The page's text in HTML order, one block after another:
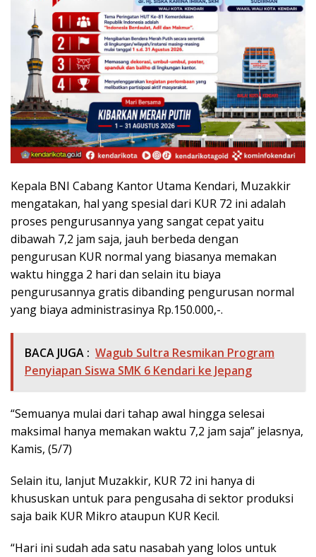
Kepala BNI Cabang Kantor Utama Kendari, Muzakkir
mengatakan, hal yang spesial dari KUR 72 ini adalah
proses pengurusannya yang sangat cepat yaitu
dibawah 7,2 jam saja, jauh berbeda dengan
pengurusan KUR normal yang biasanya memakan
waktu hingga 2 hari dan selain itu biaya
pengurusannya gratis dibanding pengurusan normal
yang biaya administrasinya Rp.150.000,-.
BACA JUGA : Wagub Sultra Resmikan Program
Penyiapan Siswa SMK 6 Kendari ke Jepang
“Semuanya mulai dari tahap awal hingga selesai
maksimal hanya memakan waktu 7,2 jam saja” jelasnya,
Kamis, (5/7)
Selain itu, lanjut Muzakkir, KUR 72 ini hanya di
khususkan untuk para pengusaha di sektor produksi
saja baik KUR Mikro ataupun KUR Kecil.
“Hari ini sudah ada satu nasabah yang lolos untuk